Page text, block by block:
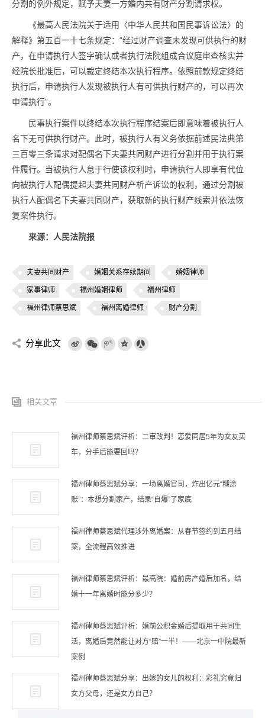
分割的例外规定，赋予夫妻一方婚内共有财产分割请求权。
《最高人民法院关于适用〈中华人民共和国民事诉讼法〉的
解释》第五百一十七条规定：“经过财产调查未发现可供执行的财
产，在申请执行人签字确认或者执行法院组成合议庭审查核实并
经院长批准后，可以裁定终结本次执行程序。依照前款规定终结
执行后，申请执行人发现被执行人有可供执行财产的，可以再次
申请执行”。
民事执行案件以终结本次执行程序结案后即意味着被执行人
名下无可供执行财产。此时，被执行人有义务依据前述民法典第
三百零三条请求对配偶名下夫妻共同财产进行分割并用于执行案
件履行。当被执行人怠于行使该权利时，申请执行人即享有代位
向被执行人配偶提起夫妻共同财产析产诉讼的权利，通过分割被
执行人配偶名下夫妻共同财产，获取新的执行财产线索并依法恢
复案件执行。
来源：人民法院报
夫妻共同财产 婚姻关系存续期间 婚姻律师
家事律师 福州婚姻律师 福州律师
福州律师蔡思斌 福州离婚律师 财产分割
分享此文
相关文章
福州律师蔡思斌评析：二审改判！恋爱同居5年为女友买
车，分手后能要回吗？
福州律师蔡思斌分享：一场离婚官司，炸出亿元“糊涂
账”：本想分割家产，结果“自爆”了家底
福州律师蔡思斌代理涉外离婚案：从春节签约到五月结
案，全流程高效推进
福州律师蔡思斌评析：最高院：婚前房产婚后加名，结
婚十一年离婚时能分多少？
福州律师蔡思斌评析：婚前公积金婚后提取用于共同生
活，离婚后竟然能让对方“赔”一半！——北京一中院最新
案例
福州律师蔡思斌分享：出嫁的女儿的权利：彩礼究竟归
女方父母，还是女方自己？